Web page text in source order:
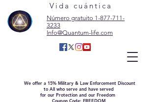
Vida cuántica
Número gratuito 1-877-711-
3233
Info@Quantum-life.com
We offer a 15% Military & Law Enforcement Discount
to All who serve and have served
for our Protection and our Freedom
Coupon Code: FREEDOM